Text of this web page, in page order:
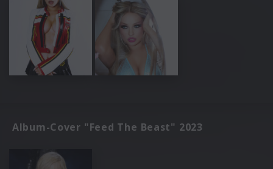
Album-Cover "Feed The Beast" 2023